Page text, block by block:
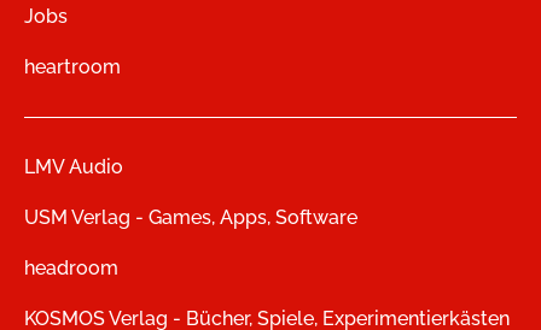
Jobs
heartroom
LMV Audio
USM Verlag - Games, Apps, Software
headroom
KOSMOS Verlag - Bücher, Spiele, Experimentierkästen